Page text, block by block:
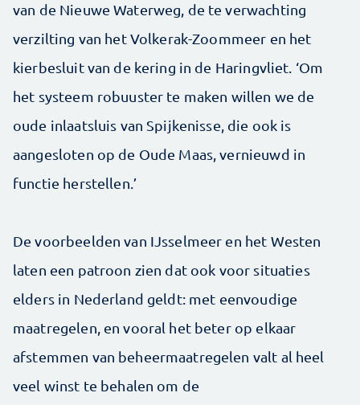
van de Nieuwe Waterweg, de te verwachting
verzilting van het Volkerak-Zoommeer en het
kierbesluit van de kering in de Haringvliet. ‘Om
het systeem robuuster te maken willen we de
oude inlaatsluis van Spijkenisse, die ook is
aangesloten op de Oude Maas, vernieuwd in
functie herstellen.’
De voorbeelden van IJsselmeer en het Westen
laten een patroon zien dat ook voor situaties
elders in Nederland geldt: met eenvoudige
maatregelen, en vooral het beter op elkaar
afstemmen van beheermaatregelen valt al heel
veel winst te behalen om de